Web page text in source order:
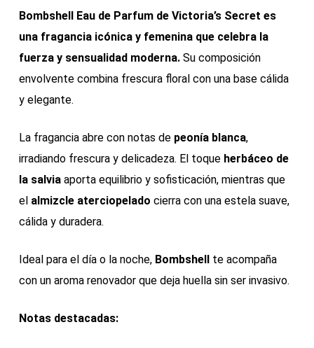
Bombshell Eau de Parfum de Victoria’s Secret es
una fragancia icónica y femenina que celebra la
fuerza y sensualidad moderna.Su composición
envolvente combina frescura floral con una base cálida
y elegante.
La fragancia abre con notas de peonía blanca,
irradiando frescura y delicadeza. El toque herbáceo de
la salviaaporta equilibrio y sofisticación, mientras que
el almizcle aterciopelado cierra con una estela suave,
cálida y duradera.
Ideal para el día o la noche, Bombshell
te acompaña
con un aroma renovador que deja huella sin ser invasivo.
Notas destacadas: